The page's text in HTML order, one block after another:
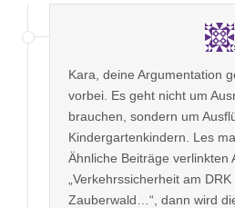
Kara, deine Argumentation
vorbei. Es geht nicht um
brauchen, sondern um
Kindergartenkindern. Les
Ähnliche Beiträge verlinkten
„Verkehrssicherheit am
Zauberwald…“, dann wird